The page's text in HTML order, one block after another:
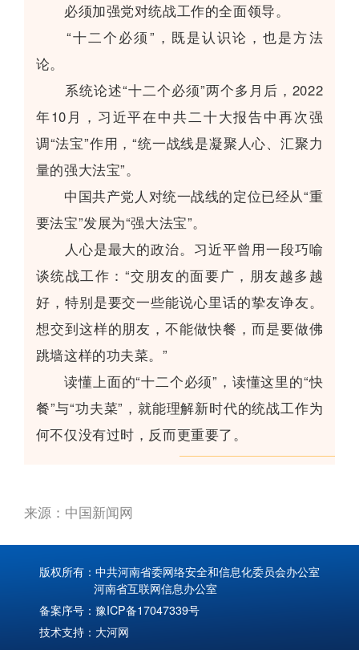
必须加强党对统战工作的全面领导。
“十二个必须”，既是认识论，也是方法
论。
系统论述“十二个必须”两个多月后，2022
年10月，习近平在中共二十大报告中再次强
调“法宝”作用，“统一战线是凝聚人心、汇聚力
量的强大法宝”。
中国共产党人对统一战线的定位已经从“重
要法宝”发展为“强大法宝”。
人心是最大的政治。习近平曾用一段巧喻
谈统战工作：“交朋友的面要广，朋友越多越
好，特别是要交一些能说心里话的挚友诤友。
想交到这样的朋友，不能做快餐，而是要做佛
跳墙这样的功夫菜。”
读懂上面的“十二个必须”，读懂这里的“快
餐”与“功夫菜”，就能理解新时代的统战工作为
何不仅没有过时，反而更重要了。
来源：中国新闻网
版权所有：中共河南省委网络安全和信息化委员会办公室
河南省互联网信息办公室
备案序号： 豫ICP备17047339号
技术支持： 大河网